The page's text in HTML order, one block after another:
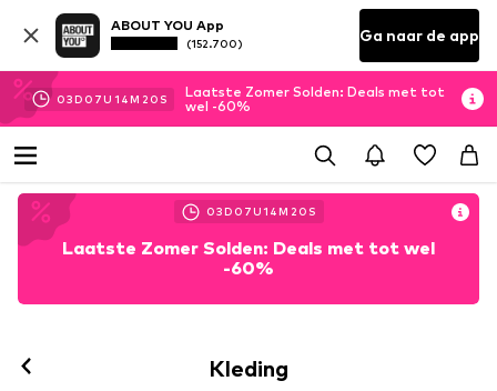
ABOUT YOU App
(152.700) Ga naar de app
03D 07U 14M 17 S
Laatste Zomer Solden: Deals met tot
wel -60%
03D 07U14M 17 S
Laatste Zomer Solden: Deals met tot wel
-60%
Kleding